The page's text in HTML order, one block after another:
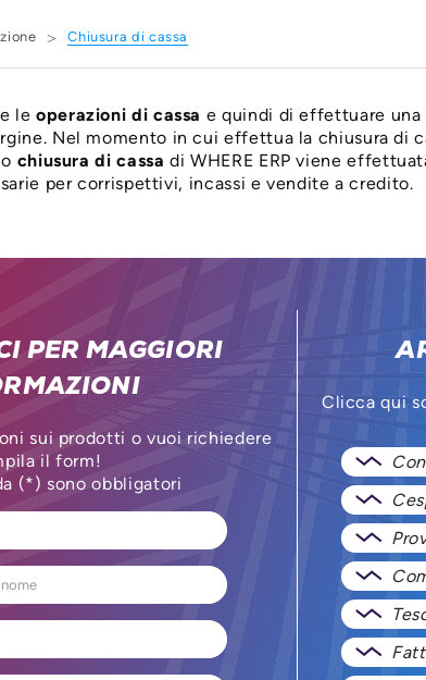
Chiusura di cassa
le operazioni di cassa e quindi di effettuare
Nel momento in cui effettua la chiusura di
chiusura di cassa di WHERE ERP viene
per corrispettivi, incassi e vendite a credito.
PER MAGGIORI
sui prodotti o vuoi richiedere
il form!
(*) sono obbligatori
Clicca qui